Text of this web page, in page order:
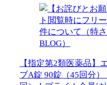
【指定第2類医薬品】
ブA錠 90錠（45回分）